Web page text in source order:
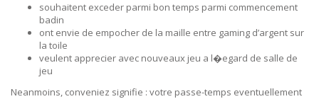
souhaitent exceder parmi bon temps parmi commencement
badin
ont envie de empocher de la maille entre gaming d’argent sur
la toile
veulent apprecier avec nouveaux jeu a l�egard de salle de
jeu
Neanmoins, conveniez signifie : votre passe-temps eventuellement